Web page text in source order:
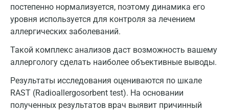
постепенно нормализуется, поэтому динамика его
уровня используется для контроля за лечением
аллергических заболеваний.
Такой комплекс анализов даст возможность вашему
аллергологу сделать наиболее объективные выводы.
Результаты исследования оцениваются по шкале
RAST (Radioallergosorbent test). На основании
полученных результатов врач выявит причинный